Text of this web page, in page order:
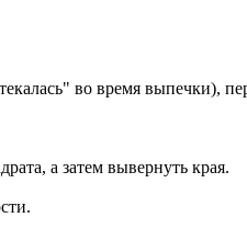
во время выпечки),
а затем вывернуть края.